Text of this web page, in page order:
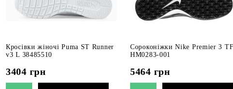
Кросівки жіночі Puma ST Runner
v3 L 38485510
3404 грн
Сороконіжки Nike Premier 3
HM0283-001
5464 грн